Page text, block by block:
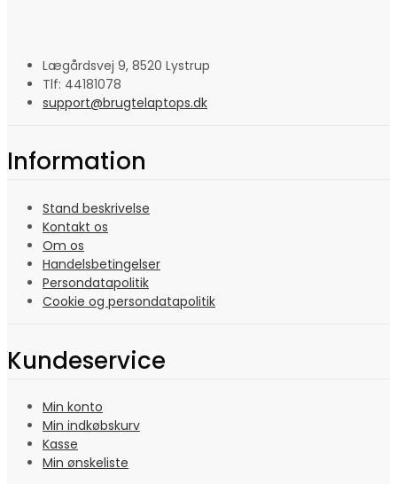
Lægårdsvej 9, 8520 Lystrup
Tlf: 44181078
support@brugtelaptops.dk
Information
Stand beskrivelse
Kontakt os
Om os
Handelsbetingelser
Persondatapolitik
Cookie og persondatapolitik
Kundeservice
Min konto
Min indkøbskurv
Kasse
Min ønskeliste